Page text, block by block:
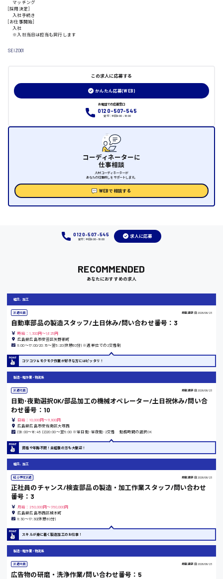
山口県
大阪府
熊本県
東京都
月給制すべて
時給1100円～
マッチング
[採用決定]
入社手続き
[お仕事開始]
入社
※入社当日は担当も同行します
SEIZO01
この求人に応募する
かんたん応募(WEB)
お電話での応募窓口
0120-507-545
受付：平日9:00 - 18:00
コーディネーターに
仕事相談
人材コーディネーターが
あなたの仕事探しをサポートします。
WEBで相談する
0120-507-545
受付：平日9:00 - 18:00
求人に応募
RECOMMENDED
あなたにおすすめの求人
組立、加工
派遣社員 掲載更新日 2026/06/23
自動車部品の製造スタッフ/土日休み/問い合わせ番号：3
時給：1,300円～1,625円
広島県広島市安芸区矢野新町
8:00〜17:00/20:15〜翌5:20(休憩60分) ※週単位での2交替制
コツコツ＆モクモク作業が好きな方にはピッタリ！
製造・軽作業・物流系
派遣社員 掲載更新日 2026/06/23
日勤･夜勤選択OK/部品加工の機械オペレーター/土日祝休み/問い合
わせ番号：10
日給：10,000円～11,800円
広島県広島市安佐南区大塚西
(1)8:00〜16:45 (2)20:00〜翌5:00 ※常日勤･常夜勤･2交替 勤務時間の選択OK
資格や年齢不問！未経験の方も大歓迎！
組立、加工
紹介予定派遣 掲載更新日 2026/06/23
正社員のチャンス/検査部品の製造・加工作業スタッフ/問い合わせ
番号：3
月給：250,000円～350,000円
広島県広島市西区楠木町
8:30〜17:30(休憩60分)
スキルが身に着く製造加工のお仕事！
製造・軽作業・物流系
派遣社員 掲載更新日 2026/06/23
広告物の研磨・洗浄作業/問い合わせ番号：5